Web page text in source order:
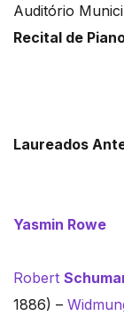
Auditório
Recital de
Laureados
Yasmin Rowe
Robert
1886) –